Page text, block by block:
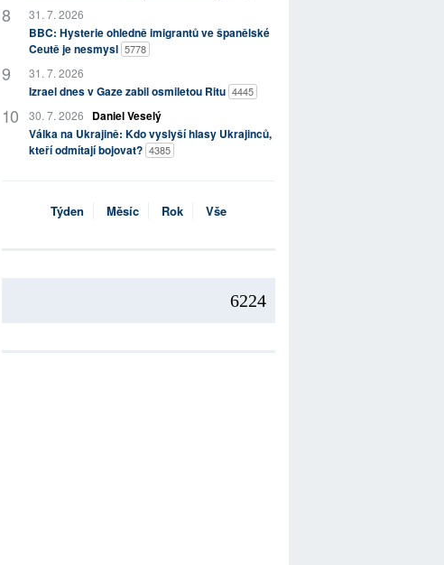
31. 7. 2026
BBC: Hysterie ohledně imigrantů ve španělské
Ceutě je nesmysl 5778
31. 7. 2026
Izrael dnes v Gaze zabil osmiletou Ritu 4445
30. 7. 2026
Daniel Veselý
Válka na Ukrajině: Kdo vyslyší hlasy Ukrajinců,
kteří odmítají bojovat? 4385
Týden Měsíc Rok Vše
6224